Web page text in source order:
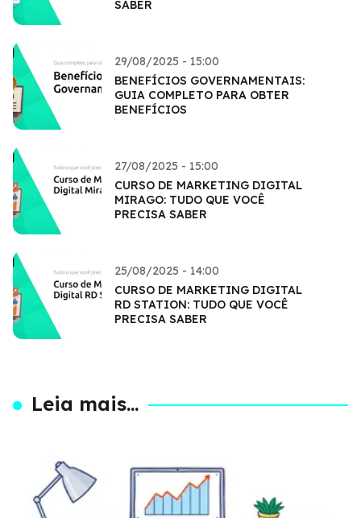
SABER
29/08/2025 - 15:00
BENEFÍCIOS GOVERNAMENTAIS:
GUIA COMPLETO PARA OBTER
BENEFÍCIOS
27/08/2025 - 15:00
CURSO DE MARKETING DIGITAL
MIRAGO: TUDO QUE VOCÊ
PRECISA SABER
25/08/2025 - 14:00
CURSO DE MARKETING DIGITAL
RD STATION: TUDO QUE VOCÊ
PRECISA SABER
Leia mais...